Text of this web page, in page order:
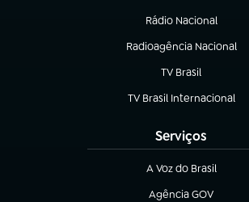
Rádio Nacional
Radioagência Nacional
(abre em nova aba)
TV Brasil
(abre em nova aba)
TV Brasil Internacional
(abre em nova aba)
Serviços
A Voz do Brasil
(abre em nova aba)
Agência GOV